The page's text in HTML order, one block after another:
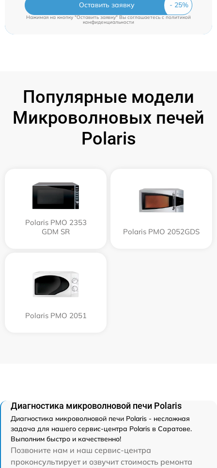
Оставить заявку
Нажимая на кнопку "Оставить заявку" Вы соглашаетесь c политикой
конфиденциальности
Популярные модели
Микроволновых печей
Polaris
Polaris PMO 2353
GDM SR
Polaris PMO 2052GDS
Polaris PMO 2051
Диагностика микроволновой печи Polaris
Диагностика микроволновой печи Polaris - несложная
задача для нашего сервис-центра Polaris в Саратове.
Выполним быстро и качественно!
Позвоните нам и наш сервис-центра
проконсультирует и озвучит стоимость ремонта